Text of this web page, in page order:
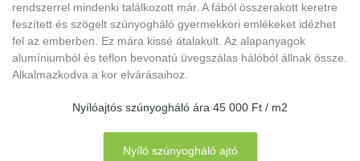
rendszerrel mindenki találkozott már. A fából összerakott keretre
feszített és szögelt szúnyogháló gyermekkori emlékeket idézhet
fel az emberben. Ez mára kissé átalakult. Az alapanyagok
alumíniumból és teflon bevonatú üvegszálas hálóból állnak össze.
Alkalmazkodva a kor elvárásaihoz.
Nyílóajtós szúnyogháló ára 45 000 Ft / m2
Nyíló szúnyogháló ajtó